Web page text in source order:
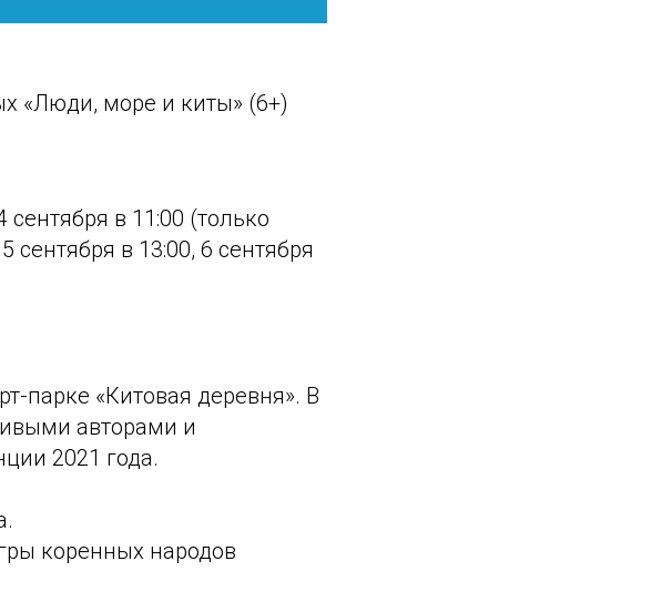
«Люди, море и киты» (6+)
в 11:00 (только
в 13:00, 6 сентября
парке «Китовая деревня». В
авторами и
2021 года.
коренных народов